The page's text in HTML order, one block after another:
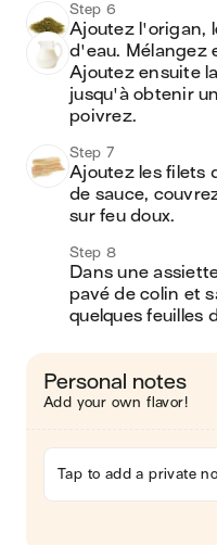
Step 6
Ajoutez l'origan,
d'eau. Mélangez
Ajoutez ensuite
jusqu'à obtenir
poivrez.
Step 7
Ajoutez les filets
de sauce,
sur feu doux.
Step 8
Dans une
pavé de colin et
quelques feuilles
Personal notes
Add your own flavor!
Tap to add a private